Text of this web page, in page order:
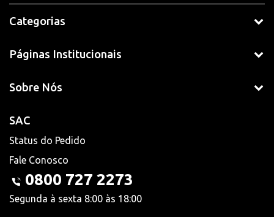
Categorias
Páginas Institucionais
Sobre Nós
SAC
Status do Pedido
Fale Conosco
0800 727 2273
Segunda à sexta 8:00 às 18:00